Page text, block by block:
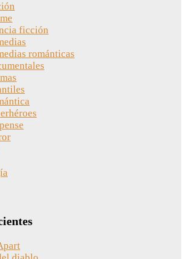
ficción
románticas